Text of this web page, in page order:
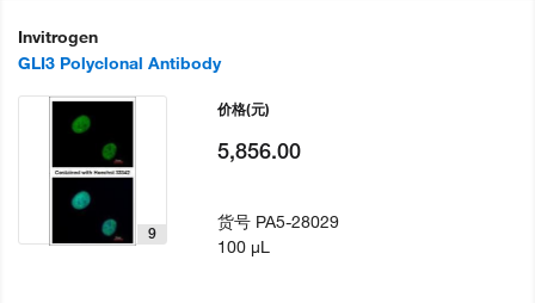
Invitrogen
GLI3 Polyclonal Antibody
9
价格(元)
5,856.00
货号 PA5-28029
100 µL